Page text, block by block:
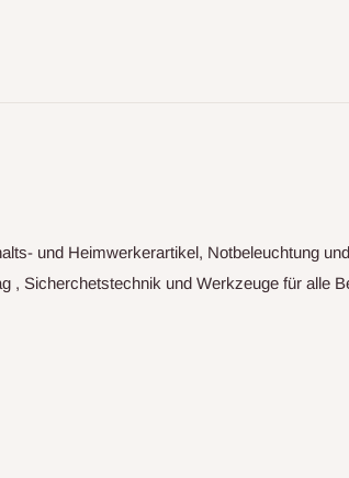
und Heimwerkerartikel, Notbeleuchtung
, Sicherchetstechnik und Werkzeuge für alle